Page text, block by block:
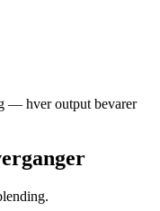
— hver output bevarer